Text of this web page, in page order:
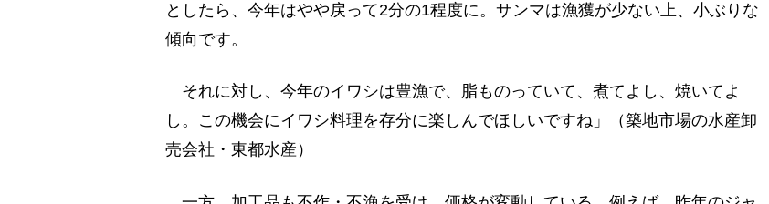
としたら、今年はやや戻って2分の1程度に。サンマは漁獲が少ない上、小ぶりな
傾向です。
それに対し、今年のイワシは豊漁で、脂ものっていて、煮てよし、焼いてよ
し。この機会にイワシ料理を存分に楽しんでほしいですね」（築地市場の水産卸
売会社・東都水産）